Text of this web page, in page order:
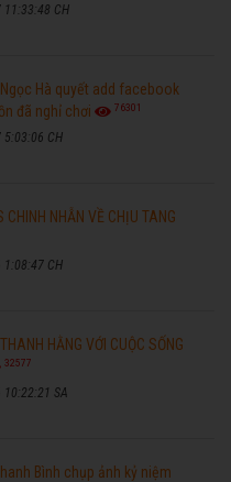
11:33:48 CH
Hà quyết add facebook
đã nghỉ chơi
76301
CH
CHINH NHẪN VỀ CHỊU TANG
CH
HẰNG VỚI CUỘC SỐNG
32577
SA
Bình chụp ảnh kỷ niệm